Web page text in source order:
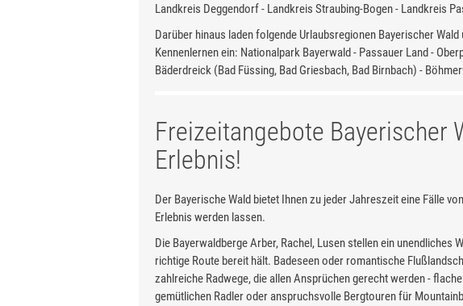
Landkreis Deggendorf - Landkreis Straubing-Bogen - Landkreis
Darüber hinaus laden folgende Urlaubsregionen Bayerischer
Kennenlernen ein: Nationalpark Bayerwald - Passauer Land -
Bäderdreick (Bad Füssing, Bad Griesbach, Bad Birnbach) -
Freizeitangebote Bayerischer
Erlebnis!
Der Bayerische Wald bietet Ihnen zu jeder Jahreszeit eine Fälle
Erlebnis werden lassen.
Die Bayerwaldberge Arber, Rachel, Lusen stellen ein unendliches
richtige Route bereit hält. Badeseen oder romantische
zahlreiche Radwege, die allen Ansprüchen gerecht werden -
gemütlichen Radler oder anspruchsvolle Bergtouren für